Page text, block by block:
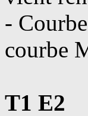
-
courbe
T1 E2